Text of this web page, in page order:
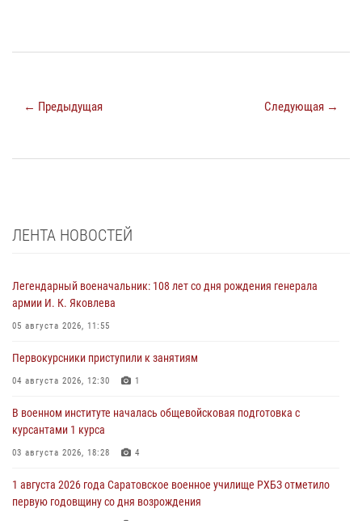
← Предыдущая Следующая →
ЛЕНТА НОВОСТЕЙ
Легендарный военачальник: 108 лет со дня рождения генерала
армии И. К. Яковлева
05 августа 2026, 11:55
Первокурсники приступили к занятиям
04 августа 2026, 12:30 1
В военном институте началась общевойсковая подготовка с
курсантами 1 курса
03 августа 2026, 18:28 4
1 августа 2026 года Саратовское военное училище РХБЗ отметило
первую годовщину со дня возрождения